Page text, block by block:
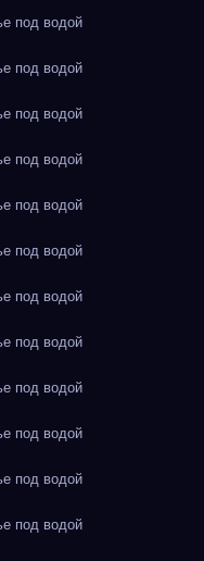
под водой
под водой
под водой
под водой
под водой
под водой
под водой
под водой
под водой
под водой
под водой
под водой